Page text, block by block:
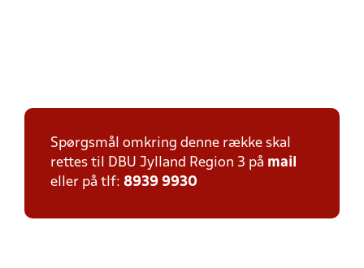
Spørgsmål omkring denne række skal
rettes til DBU Jylland Region 3 på mail
eller på tlf: 8939 9930